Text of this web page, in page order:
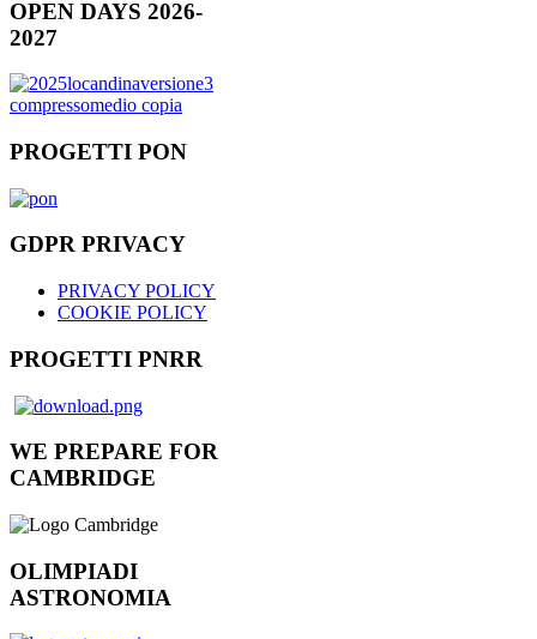
OPEN DAYS 2026-
2027
PROGETTI PON
GDPR PRIVACY
PRIVACY POLICY
COOKIE POLICY
PROGETTI PNRR
WE PREPARE FOR
CAMBRIDGE
OLIMPIADI
ASTRONOMIA